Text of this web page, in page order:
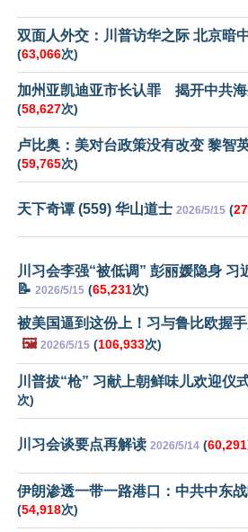
双面人外交：川普访华之际 北京暗
(63,066次)
加州亚凯迪亚市长认罪 揭开中共
(58,627次)
卢比奥：美对台政策没有改变 黎智
(59,765次)
天下奇谭 (559) 华山道士 2026/5/15 (
川习会李强“被低调” 彭丽媛隐身 习
📝 2026/5/15 (65,231次)
被美国逼到这份上！习与鲁比欧握
🖼️ 2026/5/15 (106,933次)
川普拔“枪” 习献上朝鲜味儿欢迎仪
次)
川习会谈要点再解读 2026/5/14 (60,291
伊朗渗透一带一路港口：中共中东
(54,918次)